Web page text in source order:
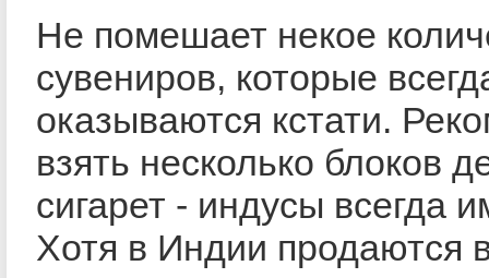
Не помешает некое
сувениров, которые
оказываются кстати.
взять несколько блоков
сигарет - индусы всегда
Хотя в Индии продаются